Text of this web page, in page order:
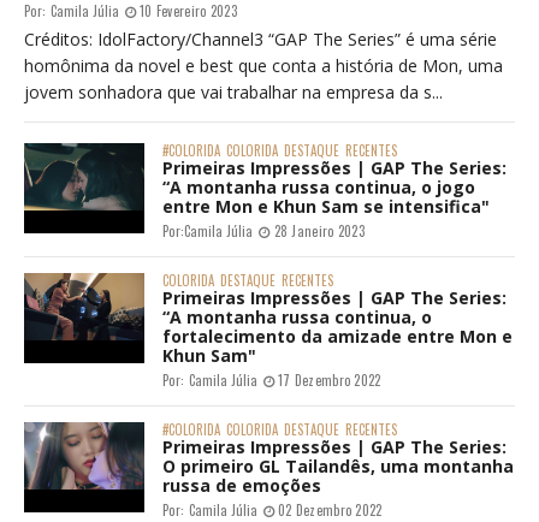
Por: Camila Júlia 10 Fevereiro 2023
Créditos: IdolFactory/Channel3 “GAP The Series” é uma série
homônima da novel e best que conta a história de Mon, uma
jovem sonhadora que vai trabalhar na empresa da s...
#COLORIDA COLORIDA DESTAQUE RECENTES
Primeiras Impressões | GAP The Series:
“A montanha russa continua, o jogo
entre Mon e Khun Sam se intensifica"
Por:Camila Júlia 28 Janeiro 2023
COLORIDA DESTAQUE RECENTES
Primeiras Impressões | GAP The Series:
“A montanha russa continua, o
fortalecimento da amizade entre Mon e
Khun Sam"
Por: Camila Júlia 17 Dezembro 2022
#COLORIDA COLORIDA DESTAQUE RECENTES
Primeiras Impressões | GAP The Series:
O primeiro GL Tailandês, uma montanha
russa de emoções
Por: Camila Júlia 02 Dezembro 2022